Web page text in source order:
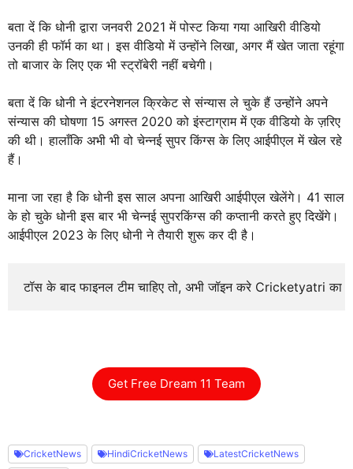
बता दें कि धोनी द्वारा जनवरी 2021 में पोस्ट किया गया आखिरी वीडियो
उनकी ही फॉर्म का था। इस वीडियो में उन्होंने लिखा, अगर मैं खेत जाता रहूंगा
तो बाजार के लिए एक भी स्ट्रॉबेरी नहीं बचेगी।
बता दें कि धोनी ने इंटरनेशनल क्रिकेट से संन्यास ले चुके हैं उन्होंने अपने
संन्यास की घोषणा 15 अगस्त 2020 को इंस्टाग्राम में एक वीडियो के ज़रिए
की थी। हालाँकि अभी भी वो चेन्नई सुपर किंग्स के लिए आईपीएल में खेल रहे
हैं।
माना जा रहा है कि धोनी इस साल अपना आखिरी आईपीएल खेलेंगे। 41 साल
के हो चुके धोनी इस बार भी चेन्नई सुपरकिंग्स की कप्तानी करते हुए दिखेंगे।
आईपीएल 2023 के लिए धोनी ने तैयारी शुरू कर दी है।
टॉस के बाद फाइनल टीम चाहिए तो, अभी जॉइन करे Cricketyatri
Get Free Dream 11 Team
CricketNews HindiCricketNews
LatestCricketNews